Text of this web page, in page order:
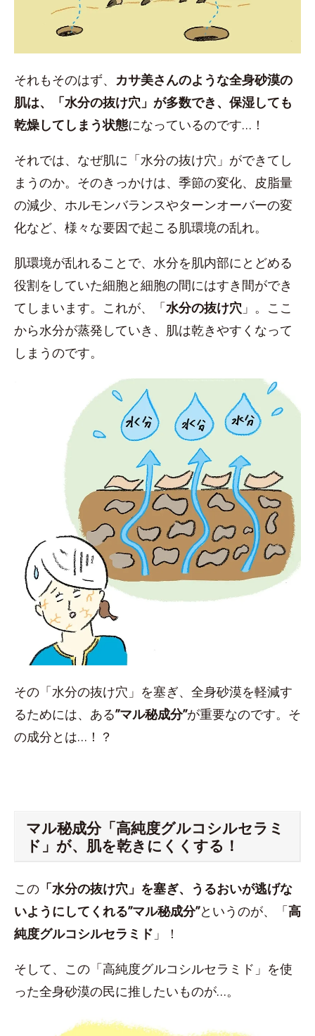
それもそのはず、 カサ美さんのような全身砂漠の
肌は、「水分の抜け穴」が多数でき、保湿しても
乾燥してしまう状態になっているのです…！
それでは、なぜ肌に「水分の抜け穴」ができてし
まうのか。そのきっかけは、季節の変化、皮脂量
の減少、ホルモンバランスやターンオーバーの変
化など、様々な要因で起こる肌環境の乱れ。
肌環境が乱れることで、水分を肌内部にとどめる
役割をしていた細胞と細胞の間にはすき間ができ
てしまいます。これが、「水分の抜け穴 」。ここ
から水分が蒸発していき、肌は乾きやすくなって
しまうのです。
その「水分の抜け穴」を塞ぎ、全身砂漠を軽減す
るためには、ある”マル秘成分”が重要なのです。そ
の成分とは…！？
マル秘成分「高純度グルコシルセラミ
ド」が、肌を乾きにくくする！
この 「水分の抜け穴」を塞ぎ、うるおいが逃げな
いようにしてくれる”マル秘成分”というのが、「高
純度グルコシルセラミド 」！
そして、この「高純度グルコシルセラミド」を使
った全身砂漠の民に推したいものが…。